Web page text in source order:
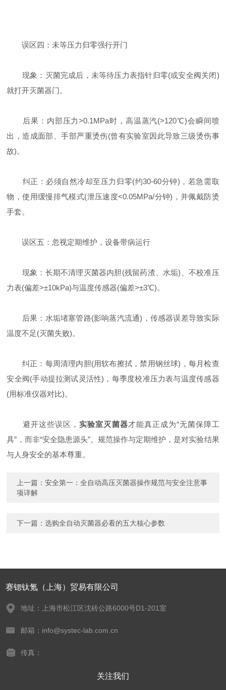
误区四：未等压力归零强行开门
现象：灭菌完成后，未等待压力表指针归零(或安全阀关闭)
就打开灭菌器门。
后果：内部压力>0.1MPa时，高温蒸汽(>120℃)会瞬间喷
出，造成面部、手部严重烫伤(曾有实验室因此导致三级烫伤事
故)。
纠正：必须自然冷却至压力归零(约30-60分钟)，若急需取
物，使用缓慢排气模式(泄压速度<0.05MPa/分钟)，并佩戴防烫
手套。
误区五：忽视定期维护，设备带病运行
现象：长期不清理灭菌器内胆(残留药渣、水垢)、不校准压
力表(偏差>±10kPa)与温度传感器(偏差>±3℃)。
后果：水垢堵塞管路(影响蒸汽流通)，传感器误差导致实际
温度不足(灭菌失败)。
纠正：每周清理内胆(用软布擦拭，禁用钢丝球)，每月检查
安全阀(手动提拉测试灵活性)，每季度校准压力表与温度传感器
(用标准仪器对比)。
避开这些误区，实验室灭菌器才能真正成为“无菌保障工
具”，而非“安全隐患源头”。规范操作与定期维护，是对实验结果
与人身安全的基本尊重。
上一篇：安全第一：全自动高压灭菌器操作规范与安全注意事
项详解
下一篇：选购全自动灭菌器必看的五大核心参数
赛锶钛氪（上海）贸易有限公司
地址：上海市松江区沈砖公路6000号D1-201室
邮箱：info@systec-lab.com.cn
传真：
关注我们